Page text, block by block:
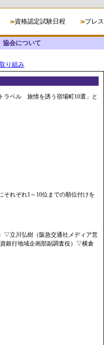
≫資格認定試験日程 ≫プレス
協会について
り組み
ラベル 旅情を誘う宿場町10選」と
れぞれ1～10位までの順位付けを
▽立川弘樹（阪急交通社メディア営
銀行地域企画部副調査役）▽横倉